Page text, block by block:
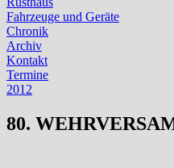
Fahrzeuge und Geräte
Chronik
Archiv
Kontakt
Termine
2012
80.